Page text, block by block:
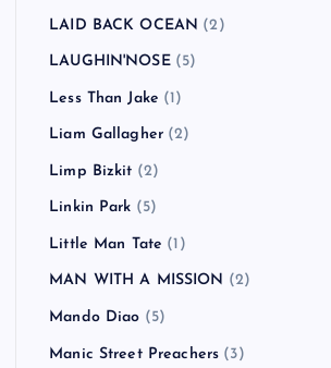
LAID BACK OCEAN (2)
LAUGHIN'NOSE(5)
Less Than Jake (1)
Liam Gallagher (2)
Limp Bizkit (2)
Linkin Park (5)
Little Man Tate (1)
MAN WITH A MISSION (2)
Mando Diao (5)
Manic Street Preachers (3)